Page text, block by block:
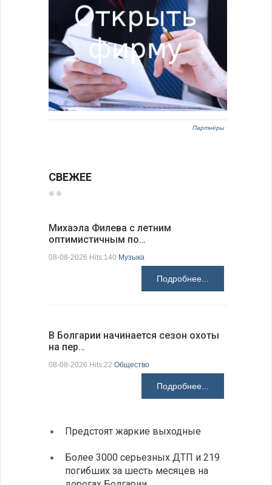
Партнёры
СВЕЖЕЕ
Михаэла Филева с летним
оптимистичным по…
08-08-2026 Hits:140 Музыка
Подробнее...
В Болгарии начинается сезон охоты
на пер…
08-08-2026 Hits:22 Общество
Подробнее...
Предстоят жаркие выходные
Более 3000 серьезных ДТП и 219
погибших за шесть месяцев на